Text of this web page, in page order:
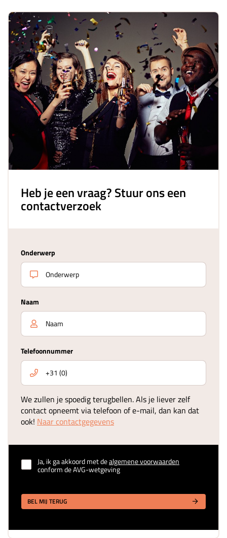
Heb je een vraag? Stuur ons een
contactverzoek
Onderwerp
Naam
Telefoonnummer
We zullen je spoedig terugbellen. Als je liever zelf
contact opneemt via telefoon of e-mail, dan kan dat
ook! Naar contactgegevens
Ja, ik ga akkoord met dealgemene voorwaarden
conform de AVG-wetgeving
BEL MIJ TERUG